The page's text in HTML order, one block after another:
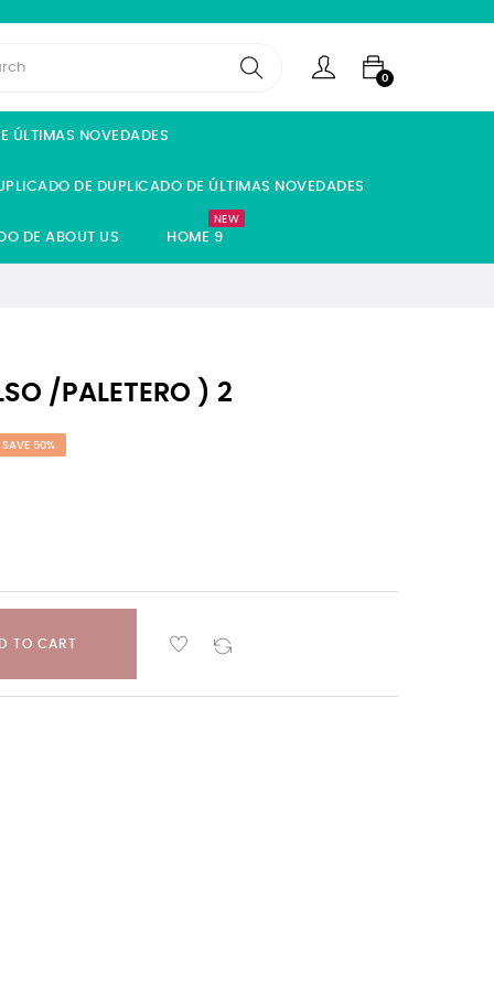
0
ÚLTIMAS NOVEDADES
DE DUPLICADO DE ÚLTIMAS NOVEDADES
DE ABOUT US HOME 9
NEW
/PALETERO ) 2
SAVE 50%
TO CART